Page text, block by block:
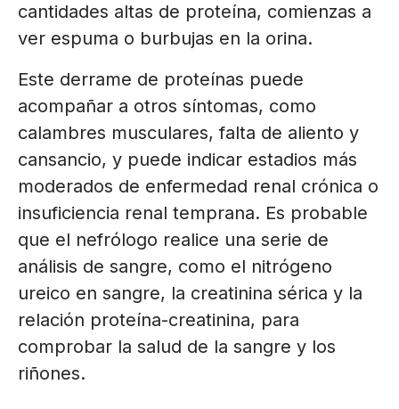
cantidades altas de proteína, comienzas a
ver espuma o burbujas en la orina.
Este derrame de proteínas puede
acompañar a otros síntomas, como
calambres musculares, falta de aliento y
cansancio, y puede indicar estadios más
moderados de enfermedad renal crónica o
insuficiencia renal temprana. Es probable
que el nefrólogo realice una serie de
análisis de sangre, como el nitrógeno
ureico en sangre, la creatinina sérica y la
relación proteína-creatinina, para
comprobar la salud de la sangre y los
riñones.